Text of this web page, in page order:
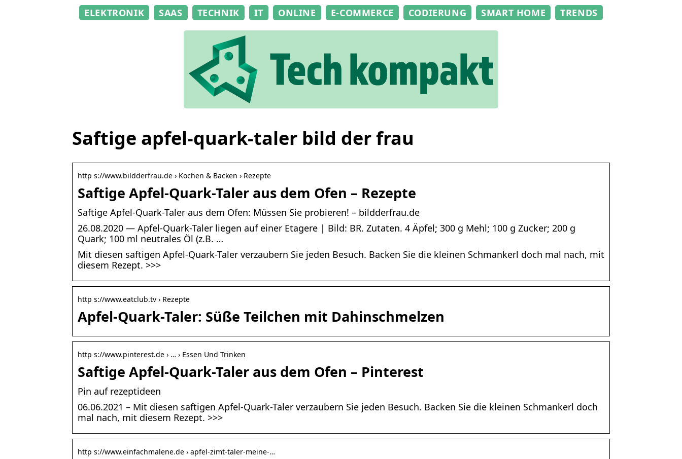
ELEKTRONIK SAAS TECHNIK IT ONLINE E-COMMERCE CODIERUNG SMART HOME TRENDS
Saftige apfel-quark-taler bild der frau
http s://www.bildderfrau.de › Kochen & Backen › Rezepte
Saftige Apfel-Quark-Taler aus dem Ofen – Rezepte
Saftige Apfel-Quark-Taler aus dem Ofen: Müssen Sie probieren! – bildderfrau.de
26.08.2020 — Apfel-Quark-Taler liegen auf einer Etagere | Bild: BR. Zutaten. 4 Äpfel; 300 g Mehl; 100 g Zucker; 200 g
Quark; 100 ml neutrales Öl (z.B. …
Mit diesen saftigen Apfel-Quark-Taler verzaubern Sie jeden Besuch. Backen Sie die kleinen Schmankerl doch mal nach, mit
diesem Rezept. >>>
http s://www.eatclub.tv › Rezepte
Apfel-Quark-Taler: Süße Teilchen mit Dahinschmelzen
http s://www.pinterest.de › … › Essen Und Trinken
Saftige Apfel-Quark-Taler aus dem Ofen – Pinterest
Pin auf rezeptideen
06.06.2021 – Mit diesen saftigen Apfel-Quark-Taler verzaubern Sie jeden Besuch. Backen Sie die kleinen Schmankerl doch
mal nach, mit diesem Rezept. >>>
http s://www.einfachmalene.de › apfel-zimt-taler-meine-…